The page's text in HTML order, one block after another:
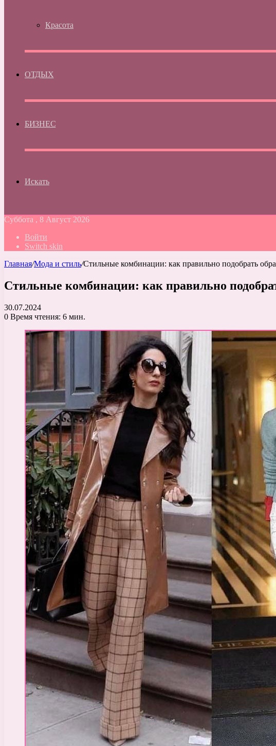
Красота
ОТДЫХ
БИЗНЕС
Искать
Суббота , 8 Август 2026
Войти
Switch skin
Главная/Мода и стиль/Стильные комбинации: как правильно подобрать
Стильные комбинации: как правильно
30.07.2024
0 Время чтения: 6 мин.